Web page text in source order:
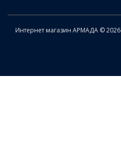
Интернет магазин АРМАДА © 2026